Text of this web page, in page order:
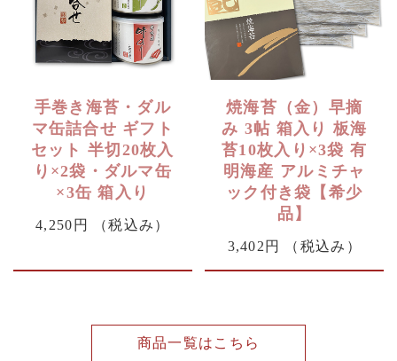
手巻き海苔・ダル
マ缶詰合せ ギフト
セット 半切20枚入
り×2袋・ダルマ缶
×3缶 箱入り
4,250円 （税込み）
焼海苔（金）早摘
み 3帖 箱入り 板海
苔10枚入り×3袋 有
明海産 アルミチャ
ック付き袋【希少
品】
3,402円 （税込み）
商品一覧はこちら